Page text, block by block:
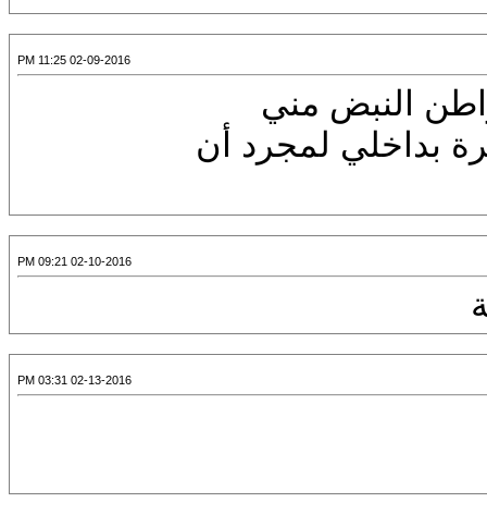
02-09-2016 11:25 PM
النبض مني
بداخلي لمجرد أن
02-10-2016 09:21 PM
02-13-2016 03:31 PM